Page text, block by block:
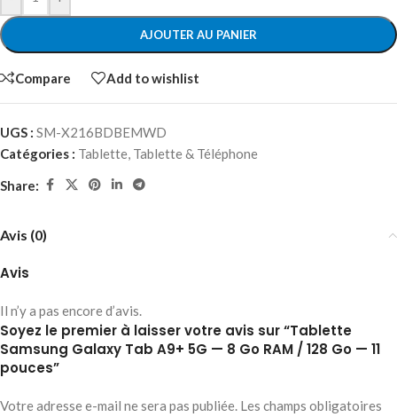
AJOUTER AU PANIER
Compare Add to wishlist
UGS : SM-X216BDBEMWD
Catégories : Tablette, Tablette & Téléphone
Share:
Avis (0)
Avis
Il n’y a pas encore d’avis.
Soyez le premier à laisser votre avis sur “Tablette
Samsung Galaxy Tab A9+ 5G — 8 Go RAM / 128 Go — 11
pouces”
Votre adresse e-mail ne sera pas publiée. Les champs obligatoires